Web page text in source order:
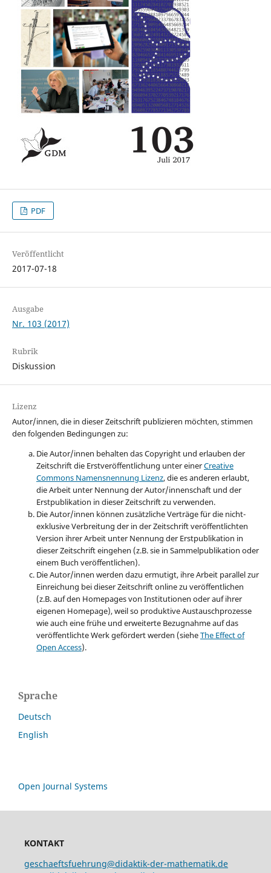
PDF
Veröffentlicht
2017-07-18
Ausgabe
Nr. 103 (2017)
Rubrik
Diskussion
Lizenz
Autor/innen, die in dieser Zeitschrift publizieren möchten, stimmen
den folgenden Bedingungen zu:
Die Autor/innen behalten das Copyright und erlauben der
Zeitschrift die Erstveröffentlichung unter einerCreative
Commons Namensnennung Lizenz, die es anderen erlaubt,
die Arbeit unter Nennung der Autor/innenschaft und der
Erstpublikation in dieser Zeitschrift zu verwenden.
Die Autor/innen können zusätzliche Verträge für die nicht-
exklusive Verbreitung der in der Zeitschrift veröffentlichten
Version ihrer Arbeit unter Nennung der Erstpublikation in
dieser Zeitschrift eingehen (z.B. sie in Sammelpublikation oder
einem Buch veröffentlichen).
Die Autor/innen werden dazu ermutigt, ihre Arbeit parallel zur
Einreichung bei dieser Zeitschrift online zu veröffentlichen
(z.B. auf den Homepages von Institutionen oder auf ihrer
eigenen Homepage), weil so produktive Austauschprozesse
wie auch eine frühe und erweiterte Bezugnahme auf das
veröffentlichte Werk gefördert werden (sieheThe Effect of
Open Access).
Sprache
Deutsch
English
Open Journal Systems
KONTAKT
geschaeftsfuehrung@didaktik-der-mathematik.de